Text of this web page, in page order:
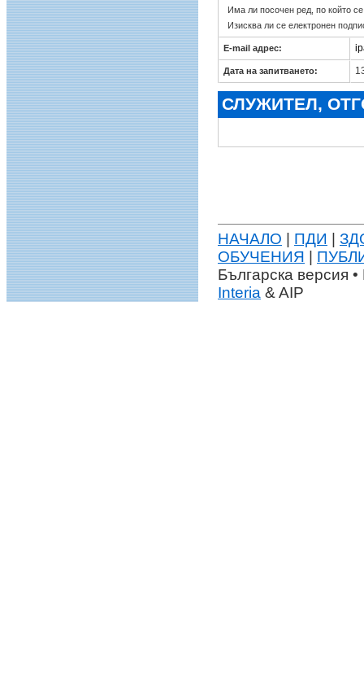
Има ли посочен ред, по който
Изисква ли се електронен
E-mail адрес:
Дата на запитването:
СЛУЖИТЕЛ,
НАЧАЛО | ПДИ |
ОБУЧЕНИЯ |
Българска версия
Interia & AIP